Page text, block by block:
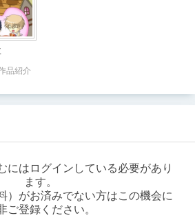
品紹介
にはログインしている必要があり
ます。
）がお済みでない方はこの機会に
ご登録ください。